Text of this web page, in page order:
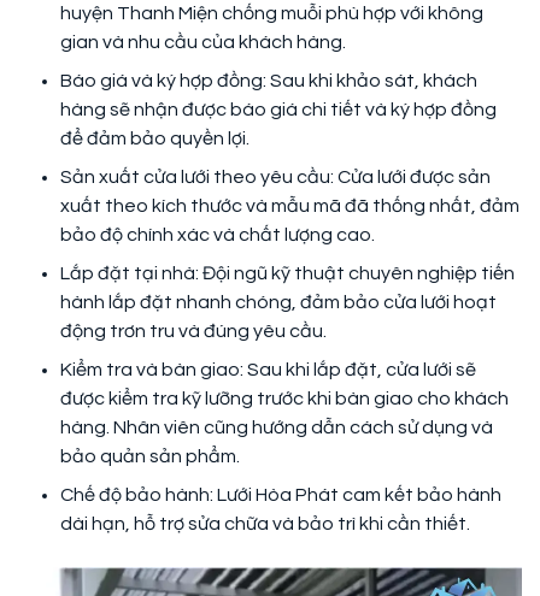
huyện Thanh Miện chống muỗi phù hợp với không
gian và nhu cầu của khách hàng.
Báo giá và ký hợp đồng: Sau khi khảo sát, khách
hàng sẽ nhận được báo giá chi tiết và ký hợp đồng
để đảm bảo quyền lợi.
Sản xuất cửa lưới theo yêu cầu: Cửa lưới được sản
xuất theo kích thước và mẫu mã đã thống nhất, đảm
bảo độ chính xác và chất lượng cao.
Lắp đặt tại nhà: Đội ngũ kỹ thuật chuyên nghiệp tiến
hành lắp đặt nhanh chóng, đảm bảo cửa lưới hoạt
động trơn tru và đúng yêu cầu.
Kiểm tra và bàn giao: Sau khi lắp đặt, cửa lưới sẽ
được kiểm tra kỹ lưỡng trước khi bàn giao cho khách
hàng. Nhân viên cũng hướng dẫn cách sử dụng và
bảo quản sản phẩm.
Chế độ bảo hành: Lưới Hòa Phát cam kết bảo hành
dài hạn, hỗ trợ sửa chữa và bảo trì khi cần thiết.